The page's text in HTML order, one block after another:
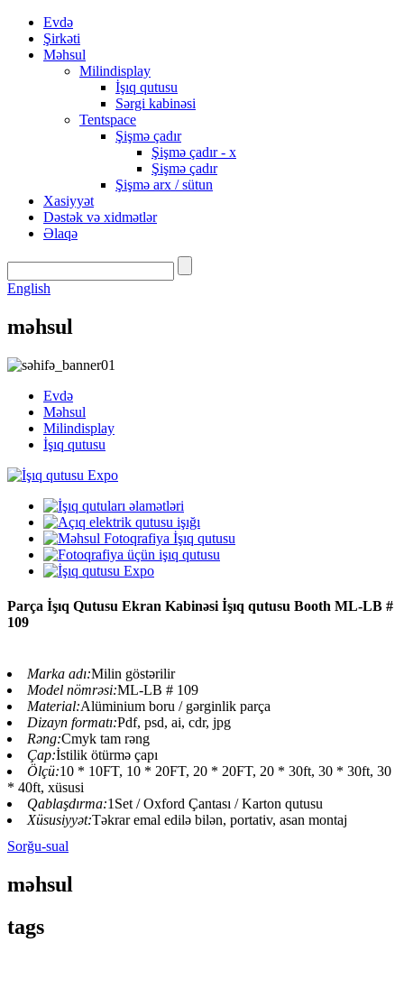
Evdə
Şirkəti
Məhsul
Milindisplay
İşıq qutusu
Sərgi kabinəsi
Tentspace
Şişmə çadır
Şişmə çadır - x
Şişmə çadır
Şişmə arx / sütun
Xasiyyət
Dəstək və xidmətlər
Əlaqə
English
məhsul
Evdə
Məhsul
Milindisplay
İşıq qutusu
Parça İşıq Qutusu Ekran Kabinəsi İşıq qutusu Booth ML-LB #
109
Marka adı:Milin göstərilir
Model nömrəsi:ML-LB # 109
Material:Alüminium boru / gərginlik parça
Dizayn formatı:Pdf, psd, ai, cdr, jpg
Rəng:Cmyk tam rəng
Çap:İstilik ötürmə çapı
Ölçü:10 * 10FT, 10 * 20FT, 20 * 20FT, 20 * 30ft, 30 * 30ft, 30
* 40ft, xüsusi
Qablaşdırma:1Set / Oxford Çantası / Karton qutusu
Xüsusiyyət:Təkrar emal edilə bilən, portativ, asan montaj
Sorğu-sual
məhsul
tags